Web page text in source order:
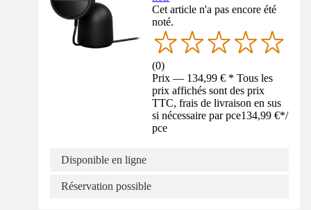
Cet article n'a pas encore été
noté.
(0)
Prix — 134,99 € * Tous les
prix affichés sont des prix
TTC, frais de livraison en sus
si nécessaire par pce134,99 €*/
pce
Disponible en ligne
Réservation possible